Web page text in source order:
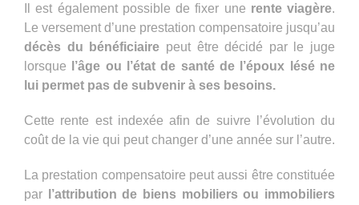
Il est également possible de fixer une rente viagère.
Le versement d’une prestation compensatoire jusqu’au
décès du bénéficiaire peut être décidé par le juge
lorsque
l’âge ou l’état de santé de l’époux lésé ne
lui permet pas de subvenir à ses besoins.
Cette rente est indexée afin de suivre l’évolution du
coût de la vie qui peut changer d’une année sur l’autre.
La prestation compensatoire peut aussi être constituée
par
l’attribution de biens mobiliers ou immobiliers